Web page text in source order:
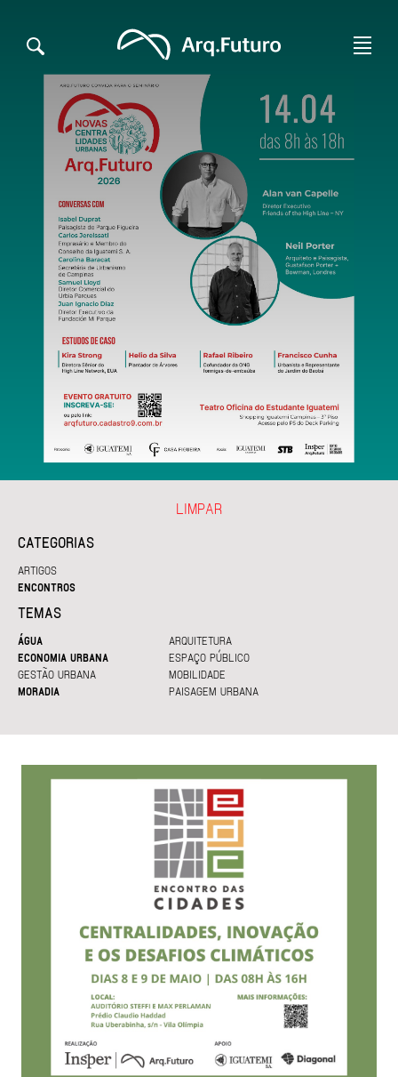
CATEGORIAS
ARTIGOS
ENCONTROS
TEMAS
ÁGUA
ARQUITETURA
ECONOMIA URBANA
ESPAÇO PÚBLICO
GESTÃO URBANA
MOBILIDADE
MORADIA
PAISAGEM URBANA
LIMPAR